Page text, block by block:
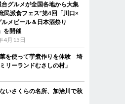
台グルメが全国各地から大集
派食フェス”第4回「川口×
メビール＆日本酒祭り
を開催
4月15日
を使って芋煮作りを体験 埼
リーランドむさしの村」
いさくらの名所、加治川で秋